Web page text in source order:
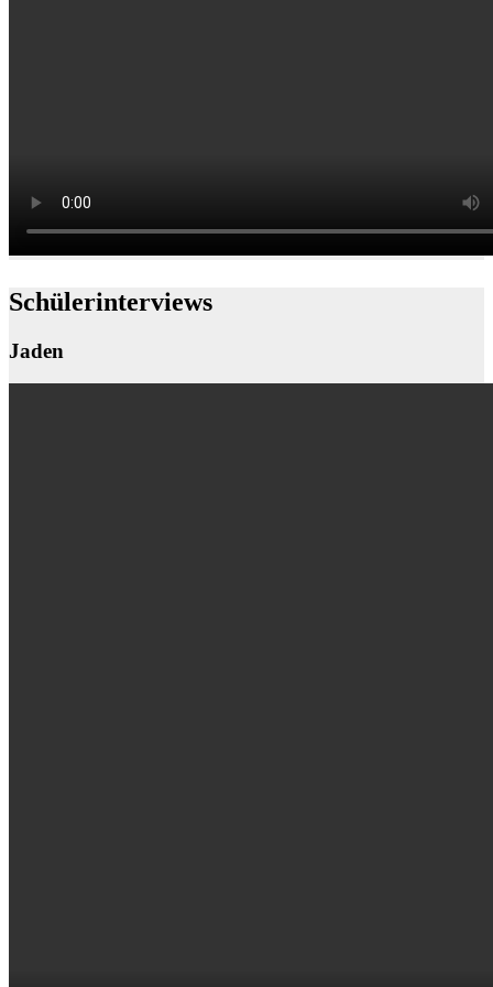
Schülerinterviews
Jaden